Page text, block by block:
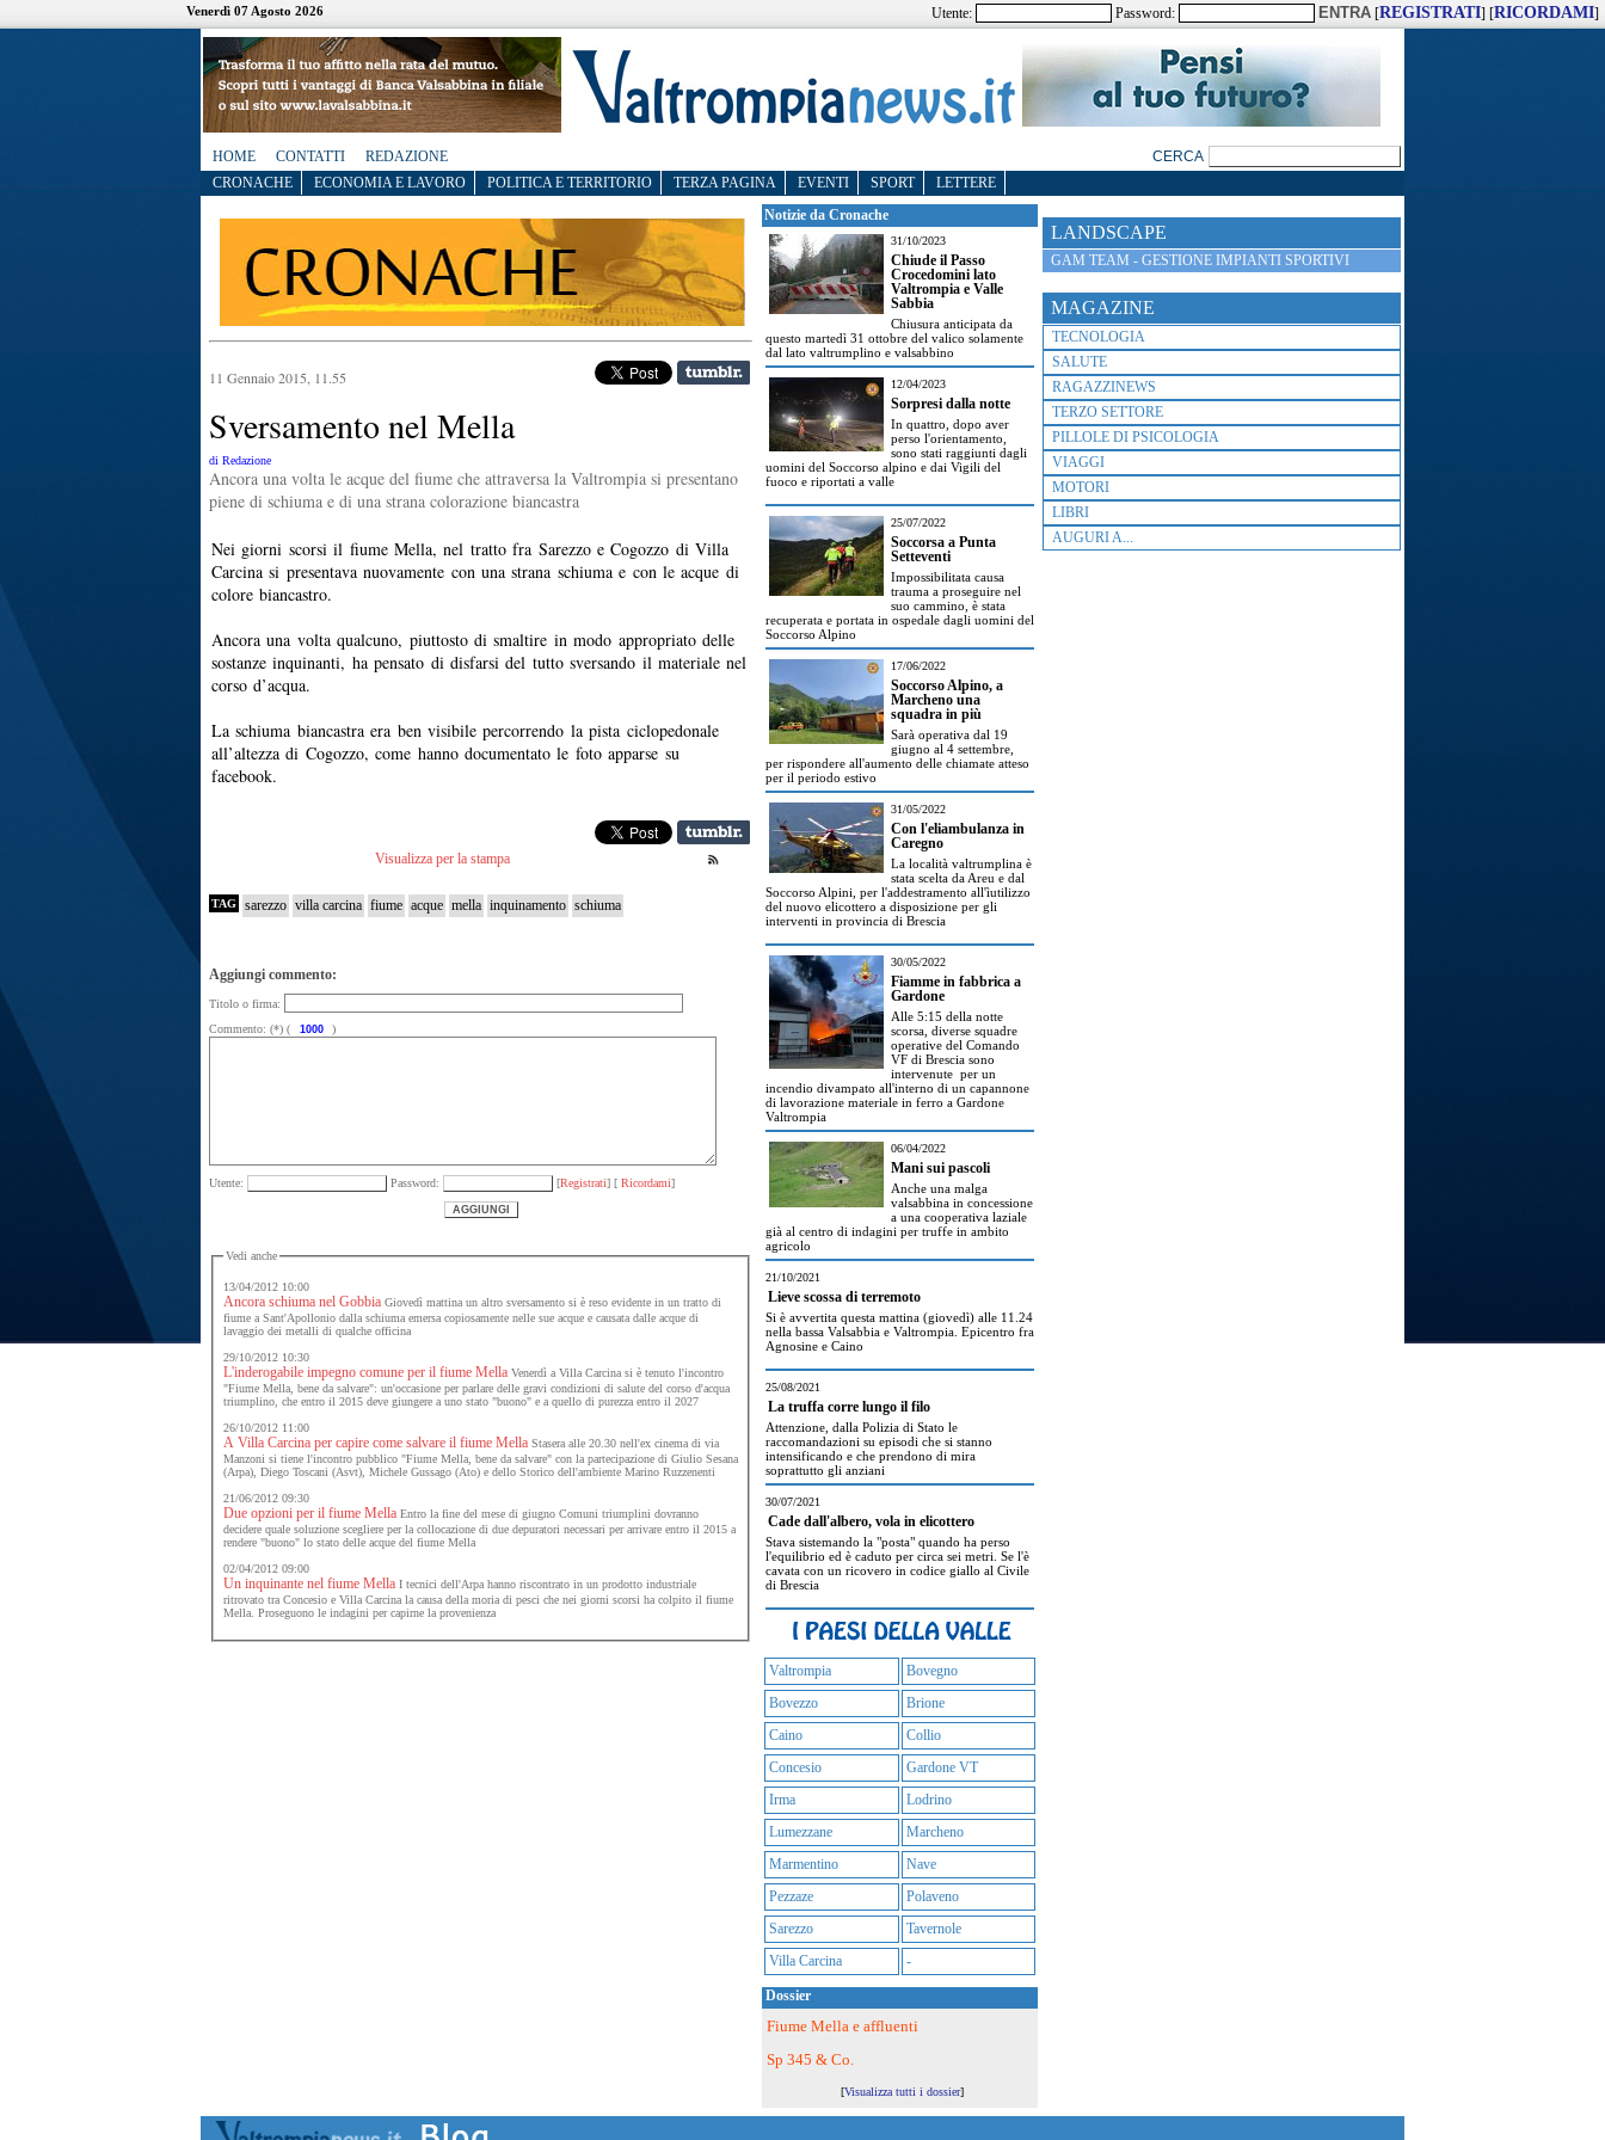
Venerdì 07 Agosto 2026 Utente: Password: [REGISTRATI] [RICORDAMI]
HOME CONTATTI
REDAZIONE
CRONACHE
ECONOMIA E LAVORO POLITICA E TERRITORIO TERZA PAGINA EVENTI SPORT LETTERE
LANDSCAPE
GAM TEAM - GESTIONE IMPIANTI SPORTIVI
MAGAZINE
TECNOLOGIA
SALUTE
RAGAZZINEWS
TERZO SETTORE
PILLOLE DI PSICOLOGIA
VIAGGI
MOTORI
LIBRI
AUGURI A...
11 Gennaio 2015, 11.55
Sversamento nel Mella
di Redazione
Ancora una volta le acque del fiume che attraversa la Valtrompia si presentano
piene di schiuma e di una strana colorazione biancastra
Nei giorni scorsi il fiume Mella, nel tratto fra Sarezzo e Cogozzo di Villa
Carcina si presentava nuovamente con una strana schiuma e con le acque di
colore biancastro.
Ancora una volta qualcuno, piuttosto di smaltire in modo appropriato delle
sostanze inquinanti, ha pensato di disfarsi del tutto sversando il materiale nel
corso d’acqua.
La schiuma biancastra era ben visibile percorrendo la pista ciclopedonale
all’altezza di Cogozzo, come hanno documentato le foto apparse su
facebook.
Visualizza per la stampa
TAG sarezzo villa carcina fiume acque mella inquinamento schiuma
Aggiungi commento:
Titolo o firma:
Commento: (*) (
)
Utente: Password: [Registrati] [ Ricordami]
Vedi anche
13/04/2012 10:00
Ancora schiuma nel GobbiaGiovedì mattina un altro sversamento si è reso evidente in un tratto di
fiume a Sant'Apollonio dalla schiuma emersa copiosamente nelle sue acque e causata dalle acque di
lavaggio dei metalli di qualche officina
29/10/2012 10:30
L'inderogabile impegno comune per il fiume MellaVenerdì a Villa Carcina si è tenuto l'incontro
"Fiume Mella, bene da salvare": un'occasione per parlare delle gravi condizioni di salute del corso d'acqua
triumplino, che entro il 2015 deve giungere a uno stato "buono" e a quello di purezza entro il 2027
26/10/2012 11:00
A Villa Carcina per capire come salvare il fiume MellaStasera alle 20.30 nell'ex cinema di via
Manzoni si tiene l'incontro pubblico "Fiume Mella, bene da salvare" con la partecipazione di Giulio Sesana
(Arpa), Diego Toscani (Asvt), Michele Gussago (Ato) e dello Storico dell'ambiente Marino Ruzzenenti
21/06/2012 09:30
Due opzioni per il fiume MellaEntro la fine del mese di giugno Comuni triumplini dovranno
decidere quale soluzione scegliere per la collocazione di due depuratori necessari per arrivare entro il 2015 a
rendere "buono" lo stato delle acque del fiume Mella
02/04/2012 09:00
Un inquinante nel fiume MellaI tecnici dell'Arpa hanno riscontrato in un prodotto industriale
ritrovato tra Concesio e Villa Carcina la causa della moria di pesci che nei giorni scorsi ha colpito il fiume
Mella. Proseguono le indagini per capirne la provenienza
Notizie da Cronache
31/10/2023
Chiude il Passo
Crocedomini lato
Valtrompia e Valle
Sabbia
Chiusura anticipata da
questo martedì 31 ottobre del valico solamente
dal lato valtrumplino e valsabbino
12/04/2023
Sorpresi dalla notte
In quattro, dopo aver
perso l'orientamento,
sono stati raggiunti dagli
uomini del Soccorso alpino e dai Vigili del
fuoco e riportati a valle
25/07/2022
Soccorsa a Punta
Setteventi
Impossibilitata causa
trauma a proseguire nel
suo cammino, è stata
recuperata e portata in ospedale dagli uomini del
Soccorso Alpino
17/06/2022
Soccorso Alpino, a
Marcheno una
squadra in più
Sarà operativa dal 19
giugno al 4 settembre,
per rispondere all'aumento delle chiamate atteso
per il periodo estivo
31/05/2022
Con l'eliambulanza in
Caregno
La località valtrumplina è
stata scelta da Areu e dal
Soccorso Alpini, per l'addestramento all'ìutilizzo
del nuovo elicottero a disposizione per gli
interventi in provincia di Brescia
30/05/2022
Fiamme in fabbrica a
Gardone
Alle 5:15 della notte
scorsa, diverse squadre
operative del Comando
VF di Brescia sono
intervenute per un
incendio divampato all'interno di un capannone
di lavorazione materiale in ferro a Gardone
Valtrompia
06/04/2022
Mani sui pascoli
Anche una malga
valsabbina in concessione
a una cooperativa laziale
già al centro di indagini per truffe in ambito
agricolo
21/10/2021
Lieve scossa di terremoto
Si è avvertita questa mattina (giovedì) alle 11.24
nella bassa Valsabbia e Valtrompia. Epicentro fra
Agnosine e Caino
25/08/2021
La truffa corre lungo il filo
Attenzione, dalla Polizia di Stato le
raccomandazioni su episodi che si stanno
intensificando e che prendono di mira
soprattutto gli anziani
30/07/2021
Cade dall'albero, vola in elicottero
Stava sistemando la "posta" quando ha perso
l'equilibrio ed è caduto per circa sei metri. Se l'è
cavata con un ricovero in codice giallo al Civile
di Brescia
Valtrompia
Bovegno
Bovezzo
Brione
Caino
Collio
Concesio
Gardone VT
Irma
Lodrino
Lumezzane
Marcheno
Marmentino
Nave
Pezzaze
Polaveno
Sarezzo
Tavernole
Villa Carcina
-
Dossier
Fiume Mella e affluenti
Sp 345 & Co.
[Visualizza tutti i dossier]